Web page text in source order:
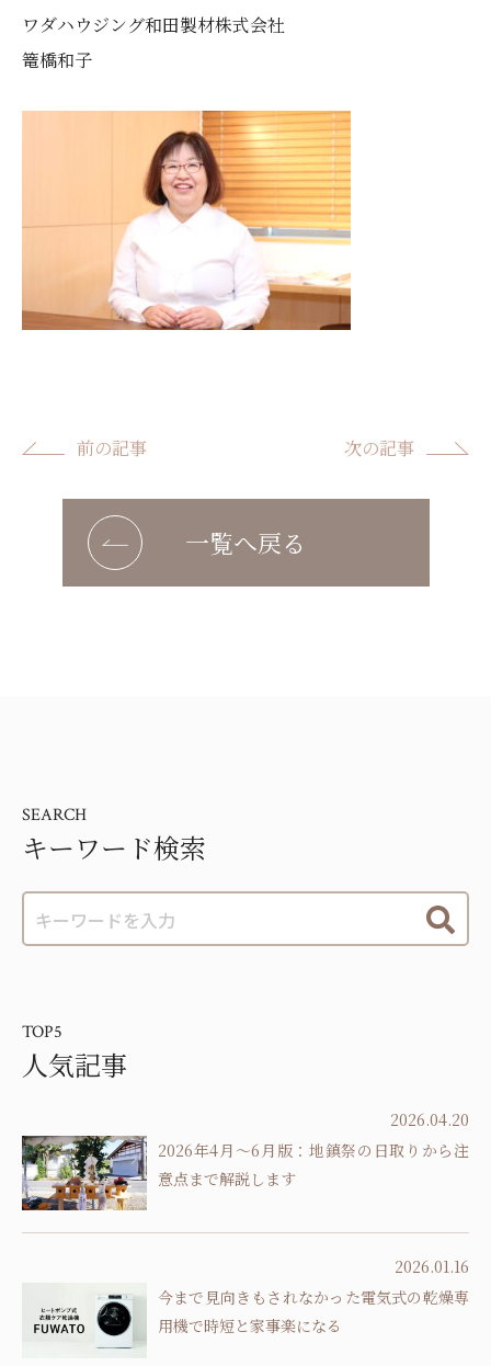
ワダハウジング和田製材株式会社
篭橋和子
前の記事 次の記事
一覧へ戻る
SEARCH
キーワード検索
TOP5
人気記事
2026.04.20
2026年4月～6月版：地鎮祭の日取りから注
意点まで解説します
2026.01.16
今まで見向きもされなかった電気式の乾燥専
用機で時短と家事楽になる